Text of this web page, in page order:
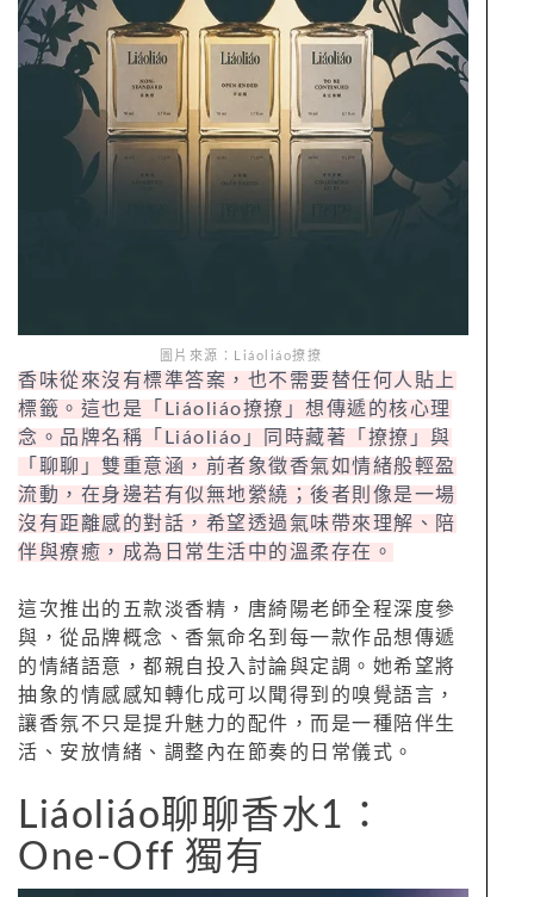
圖片來源：Liáoliáo撩撩
香味從來沒有標準答案，也不需要替任何人貼上
標籤。這也是「Liáoliáo撩撩」想傳遞的核心理
念。品牌名稱「Liáoliáo」同時藏著「撩撩」與
「聊聊」雙重意涵，前者象徵香氣如情緒般輕盈
流動，在身邊若有似無地縈繞；後者則像是一場
沒有距離感的對話，希望透過氣味帶來理解、陪
伴與療癒，成為日常生活中的溫柔存在。
這次推出的五款淡香精，唐綺陽老師全程深度參
與，從品牌概念、香氣命名到每一款作品想傳遞
的情緒語意，都親自投入討論與定調。她希望將
抽象的情感感知轉化成可以聞得到的嗅覺語言，
讓香氛不只是提升魅力的配件，而是一種陪伴生
活、安放情緒、調整內在節奏的日常儀式。
Liáoliáo聊聊香水1：
One-Off 獨有